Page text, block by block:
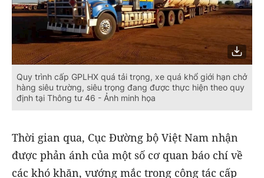
Quy trình cấp GPLHX quá tải trọng, xe quá khổ giới hạn chở
hàng siêu trường, siêu trọng đang được thực hiện theo quy
định tại Thông tư 46 - Ảnh minh họa
Thời gian qua, Cục Đường bộ Việt Nam nhận
được phản ánh của một số cơ quan báo chí về
các khó khăn, vướng mắc trong công tác cấp